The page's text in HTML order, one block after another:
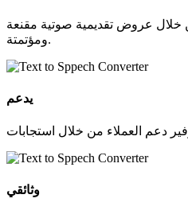
عروض تقديمية صوتية مقنعة
ومؤتمتة.
يدعم
وثائقي